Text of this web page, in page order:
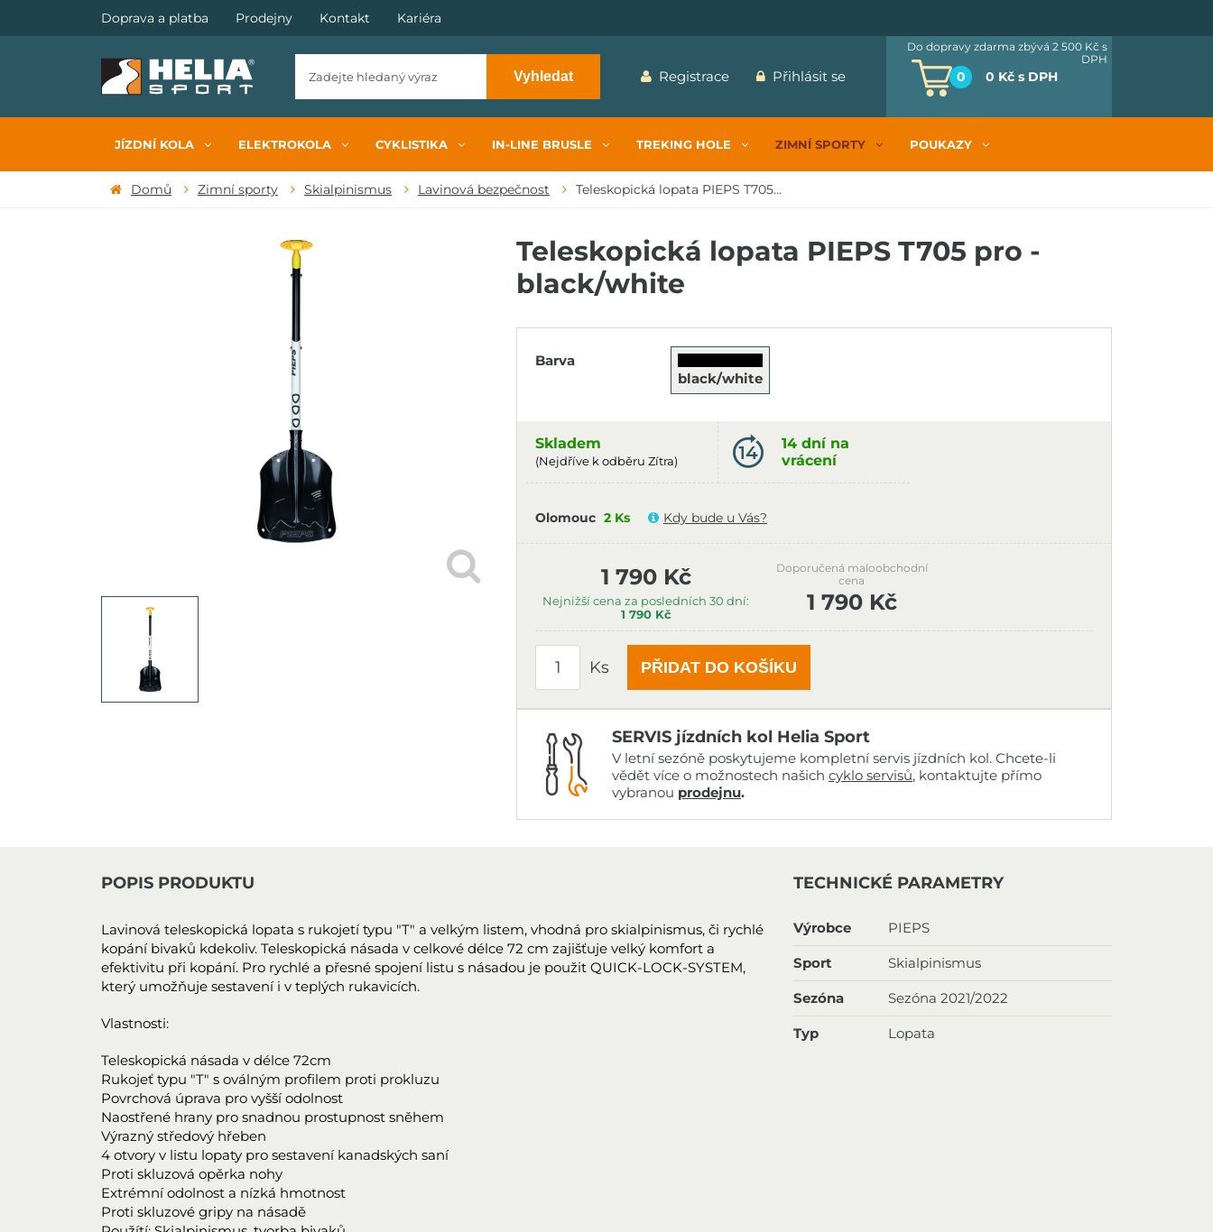
Doprava a platba Prodejny Kontakt Kariéra
Vyhledat Registrace Přihlásit se 0 0 Kč s DPH
Do dopravy zdarma zbývá 2 500 Kč s
DPH
JÍZDNÍ KOLA ELEKTROKOLA CYKLISTIKA IN-LINE BRUSLE TREKING HOLE ZIMNÍ SPORTY POUKAZY
Domů Zimní sporty Skialpinismus Lavinová bezpečnost Teleskopická lopata PIEPS T705...
Teleskopická lopata PIEPS T705 pro -
black/white
Barva
black/white
Skladem
(Nejdříve k odběru Zítra)
14 dní na
vrácení
Olomouc 2 Ks Kdy bude u Vás?
1 790 Kč
Nejnižší cena za posledních 30 dní:
1 790 Kč
Doporučená maloobchodní
cena
1 790 Kč
Ks PŘIDAT DO KOŠÍKU
SERVIS jízdních kol Helia Sport
V letní sezóně poskytujeme kompletní servis jízdních kol. Chcete-li
vědět více o možnostech našich cyklo servisů, kontaktujte přímo
vybranou prodejnu.
POPIS PRODUKTU
Lavinová teleskopická lopata s rukojetí typu "T" a velkým listem, vhodná pro skialpinismus, či rychlé
kopání bivaků kdekoliv. Teleskopická násada v celkové délce 72 cm zajišťuje velký komfort a
efektivitu při kopání. Pro rychlé a přesné spojení listu s násadou je použit QUICK-LOCK-SYSTEM,
který umožňuje sestavení i v teplých rukavicích.
Vlastnosti:
Teleskopická násada v délce 72cm
Rukojeť typu "T" s oválným profilem proti prokluzu
Povrchová úprava pro vyšší odolnost
Naostřené hrany pro snadnou prostupnost sněhem
Výrazný středový hřeben
4 otvory v listu lopaty pro sestavení kanadských saní
Proti skluzová opěrka nohy
Extrémní odolnost a nízká hmotnost
Proti skluzové gripy na násadě
TECHNICKÉ PARAMETRY
Výrobce PIEPS
Sport Skialpinismus
Sezóna Sezóna 2021/2022
Typ Lopata